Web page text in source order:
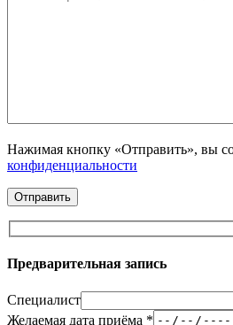
Нажимая кнопку «Отправить», вы
конфиденциальности
Предварительная запись
Специалист
Желаемая дата приёма *